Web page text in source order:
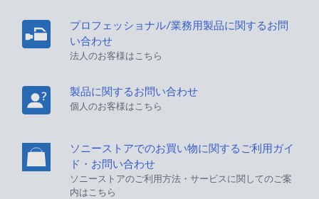
プロフェッショナル/業務用製品に関するお問
い合わせ
法人のお客様はこちら
製品に関するお問い合わせ
個人のお客様はこちら
ソニーストアでのお買い物に関するご利用ガイ
ド・お問い合わせ
ソニーストアのご利用方法・サービスに関してのご案
内はこちら